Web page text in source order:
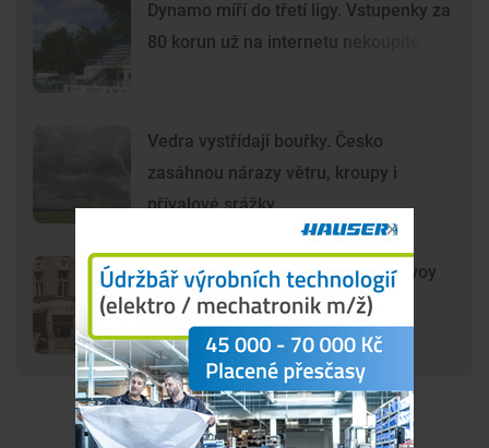
Dynamo míří do třetí ligy. Vstupenky za
80 korun už na internetu nekoupíte
Vedra vystřídají bouřky. Česko
zasáhnou nárazy větru, kroupy i
přívalové srážky
DRBNA HISTORIČKA: Kavárna Savoy
byla symbolem prvorepublikových
Budějovic